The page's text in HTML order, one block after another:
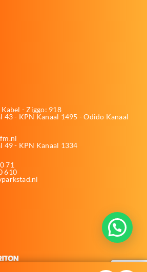
- Ziggo: 918
43 - KPN Kanaal 1495 - Odido Kanaal
49 - KPN Kanaal 1334
71
610